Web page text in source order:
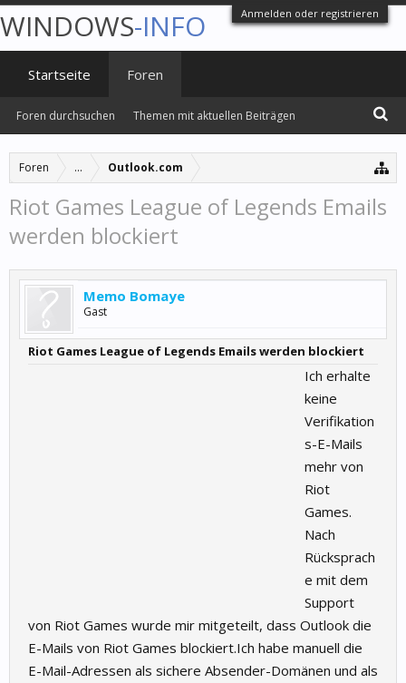
Anmelden oder registrieren
Foren ... Outlook.com
Riot Games League of Legends Emails
werden blockiert
Memo Bomaye
Gast
Riot Games League of Legends Emails werden blockiert
Ich erhalte
keine
Verifikation
s-E-Mails
mehr von
Riot
Games.
Nach
Rücksprach
e mit dem
Support
von Riot Games wurde mir mitgeteilt, dass Outlook die
E-Mails von Riot Games blockiert.Ich habe manuell die
E-Mail-Adressen als sichere Absender-Domänen und als
WINDOWS-INFO
Startseite Foren
Foren durchsuchen Themen mit aktuellen Beiträgen